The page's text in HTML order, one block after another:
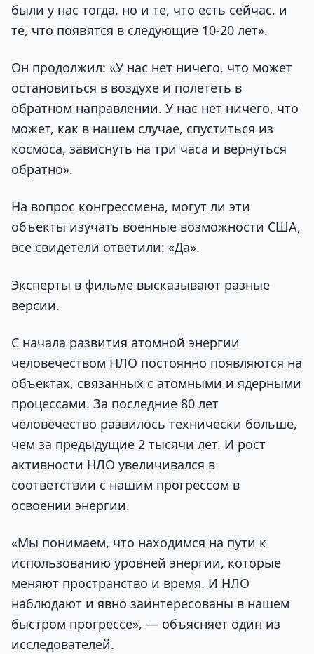
были у нас тогда, но и те, что есть сейчас, и
те, что появятся в следующие 10-20 лет».
Он продолжил: «У нас нет ничего, что может
остановиться в воздухе и полететь в
обратном направлении. У нас нет ничего, что
может, как в нашем случае, спуститься из
космоса, зависнуть на три часа и вернуться
обратно».
На вопрос конгрессмена, могут ли эти
объекты изучать военные возможности США,
все свидетели ответили: «Да».
Эксперты в фильме высказывают разные
версии.
С начала развития атомной энергии
человечеством НЛО постоянно появляются на
объектах, связанных с атомными и ядерными
процессами. За последние 80 лет
человечество развилось технически больше,
чем за предыдущие 2 тысячи лет. И рост
активности НЛО увеличивался в
соответствии с нашим прогрессом в
освоении энергии.
«Мы понимаем, что находимся на пути к
использованию уровней энергии, которые
меняют пространство и время. И НЛО
наблюдают и явно заинтересованы в нашем
быстром прогрессе», — объясняет один из
исследователей.